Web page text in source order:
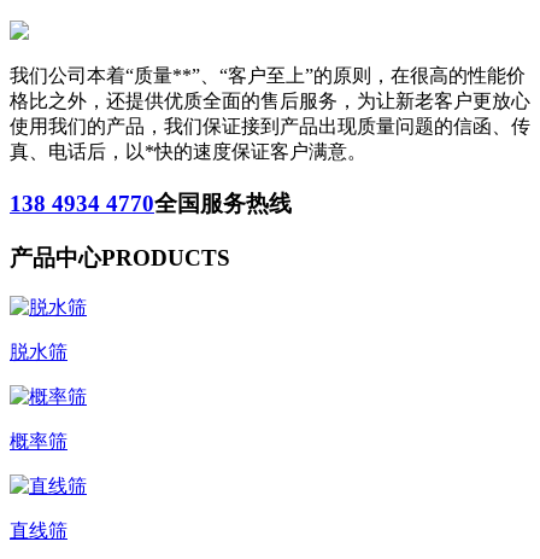
我们公司本着“质量**”、“客户至上”的原则，在很高的性能价
格比之外，还提供优质全面的售后服务，为让新老客户更放心
使用我们的产品，我们保证接到产品出现质量问题的信函、传
真、电话后，以*快的速度保证客户满意。
138 4934 4770全国服务热线
产品中心PRODUCTS
脱水筛
概率筛
直线筛